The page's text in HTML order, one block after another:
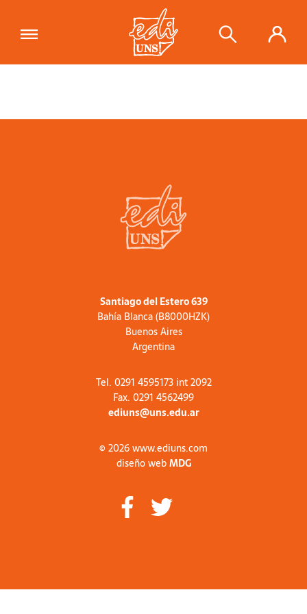
Santiago del Estero 639
Bahía Blanca (B8000HZK)
Buenos Aires
Argentina
Tel. 0291 4595173 int 2092
Fax. 0291 4562499
ediuns@uns.edu.ar
© 2026 www.ediuns.com
diseño webMDG